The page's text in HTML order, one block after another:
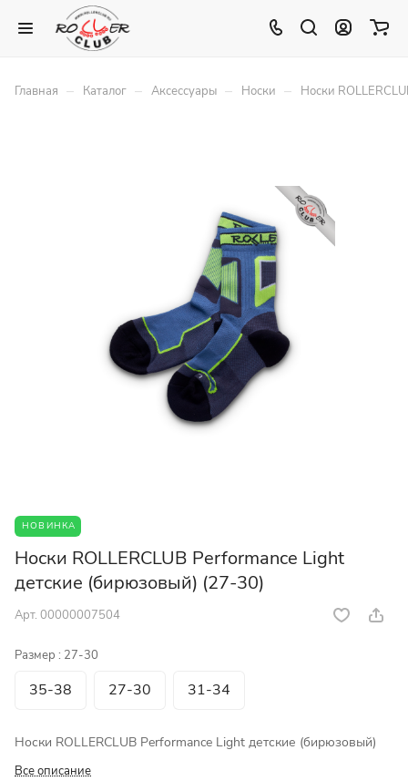
Главная – Каталог – Аксессуары – Носки – Носки
НОВИНКА
Носки ROLLERCLUB Performance Light
детские (бирюзовый) (27-30)
Арт. 00000007504
Размер : 27-30
35-38 27-30 31-34
Носки ROLLERCLUB Performance Light детские (бирюзовый)
Все описание